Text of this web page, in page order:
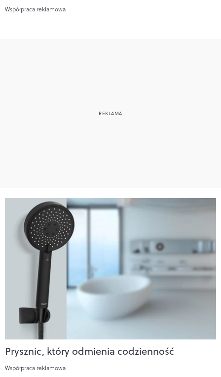
Współpraca reklamowa
Prysznic, który odmienia codzienność
Współpraca reklamowa